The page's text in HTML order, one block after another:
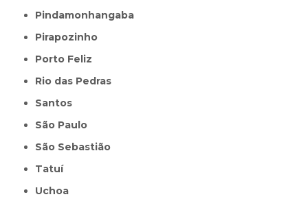
Pindamonhangaba
Pirapozinho
Porto Feliz
Rio das Pedras
Santos
São Paulo
São Sebastião
Tatuí
Uchoa